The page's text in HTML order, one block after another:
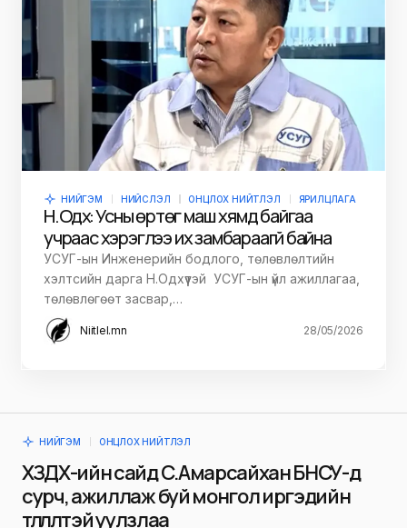
НИЙГЭМ НИЙСЛЭЛ ОНЦЛОХ НИЙТЛЭЛ ЯРИЛЦЛАГА
Н.Одхүү: Усны өртөг маш хямд байгаа
учраас хэрэглээ их замбараагүй байна
УСУГ-ын Инженерийн бодлого, төлөвлөлтийн
хэлтсийн дарга Н.Одхүүтэй УСУГ-ын үйл ажиллагаа,
төлөвлөгөөт засвар,…
Niitlel.mn 28/05/2026
НИЙГЭМ ОНЦЛОХ НИЙТЛЭЛ
ХЗДХ-ийн сайд С.Амарсайхан БНСУ-д
сурч, ажиллаж буй монгол иргэдийн
төлөөлөлтэй уулзлаа